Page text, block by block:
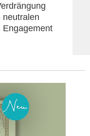
neutralen
Engagement